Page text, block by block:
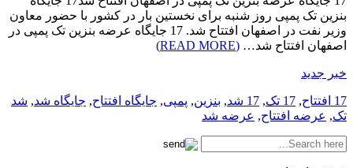
بنزین تک پمپی روز شنبه برای نخستین بار در کشور با حضور معاون
وزیر نفت در اصفهان افتتاح شد. 17 جایگاه عرضه بنزین تک پمپی در
اصفهان افتتاح شد… (READ MORE)
خبر جدید
17 افتتاح , 17 تک , 17 شد , بنزین, پمپی, جایگاه افتتاح, جایگاه شد, شد
تک, عرضه افتتاح, عرضه شد